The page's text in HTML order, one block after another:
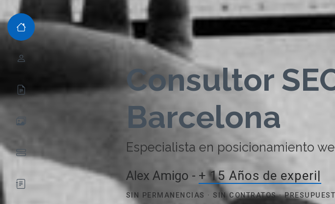
Consultor
Barcelona
Especialista en posicionamiento
Alex Amigo - + 15 Años de
SIN PERMANENCIAS · SIN CONTRATOS ·